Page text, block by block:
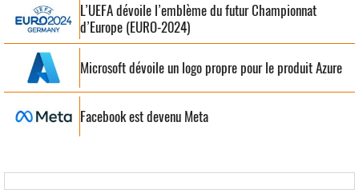
L’UEFA dévoile l’emblème du futur Championnat
d’Europe (EURO-2024)
Microsoft dévoile un logo propre pour le produit Azure
Facebook est devenu Meta